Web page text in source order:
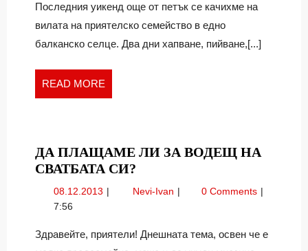
Последния уикенд още от петък се качихме на
вилата на приятелско семейство в едно
балканско селце. Два дни хапване, пийване,[...]
READ MORE
MORE
ДА ПЛАЩАМЕ ЛИ ЗА ВОДЕЩ НА
СВАТБАТА СИ?
ПЛАЩАМЕ
ВОДЕЩ
08.12.2013 08.12.2013Nevi-Ivan Да
за
0 Comments
7:56
Здравейте, приятели! Днешната тема, освен че е